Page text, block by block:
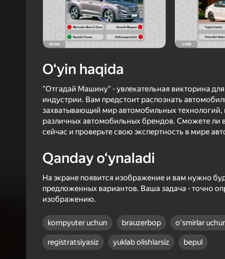
4,3
O‘yin haqida
"Отгадай Машину" - увлекательная викторина
индустрии. Вам предстоит распознать
захватывающий мир автомобильных технологий,
различных автомобильных брендов. Сможете ли
сейчас и проверьте свою экспертность в мире
Qanday o‘ynaladi
На экране появится изображение и вам нужно
предложенных вариантов. Ваша задача - точно
изображению.
kompyuter uchun brauzerbop oʻsmirlar
registratsiyasiz yuklab olishlarsiz bepul